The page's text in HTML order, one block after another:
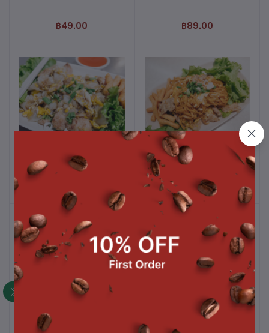
฿49.00 ฿89.00
หยิบใส่ตะกร้า
เส้นทาโร่คั่วไก่
฿55.00
หยิบใส่ตะกร้า
ข้าวหน้าเนื้อตุ๋น